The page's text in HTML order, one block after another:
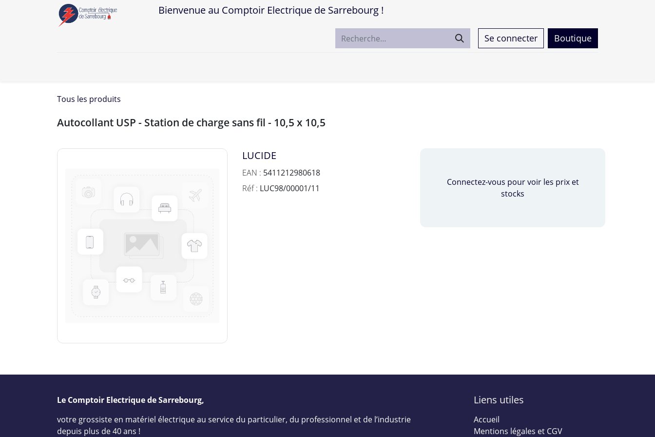
Bienvenue au Comptoir Electrique de Sarrebourg !
Se connecter Boutique
Tous les produits
Autocollant USP - Station de charge sans fil - 10,5 x 10,5
LUCIDE
EAN : 5411212980618
Réf : LUC98/00001/11
Connectez-vous pour voir les prix et
stocks
Le Comptoir Electrique de Sarrebourg,
votre grossiste en matériel électrique au service du particulier, du professionnel et de l’industrie
depuis plus de 40 ans !
Liens utiles
Accueil
Mentions légales et CGV